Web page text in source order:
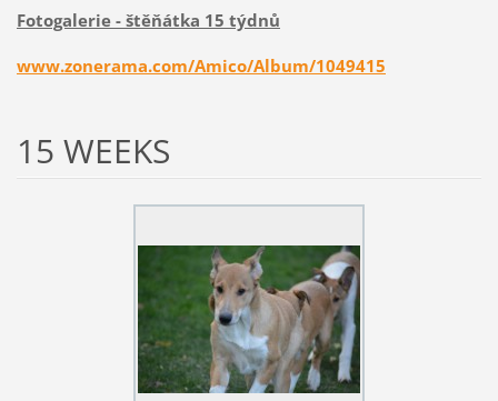
Fotogalerie - štěňátka 15 týdnů
www.zonerama.com/Amico/Album/1049415
15 WEEKS